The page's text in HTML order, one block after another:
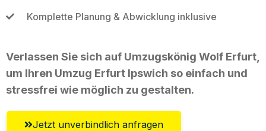
Komplette Planung & Abwicklung inklusive
Verlassen Sie sich auf Umzugskönig Wolf Erfurt,
um Ihren Umzug Erfurt Ipswich so einfach und
stressfrei wie möglich zu gestalten.
Jetzt unverbindlich anfragen